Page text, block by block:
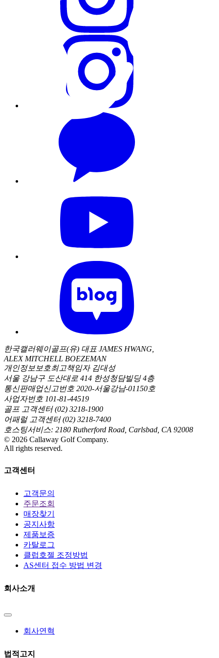
한국캘러웨이골프(유) 대표 JAMES HWANG,
ALEX MITCHELL BOEZEMAN
개인정보보호최고책임자 김대성
서울 강남구 도산대로 414 한성청담빌딩 4층
통신판매업신고번호 2020-서울강남-01150호
사업자번호 101-81-44519
골프 고객센터 (02) 3218-1900
어패럴 고객센터 (02) 3218-7400
호스팅서비스: 2180 Rutherford Road, Carlsbad, CA 92008
© 2026 Callaway Golf Company.
All rights reserved.
고객센터
고객문의
주문조회
매장찾기
공지사항
제품보증
카탈로그
클럽호젤 조정방법
AS센터 접수 방법 변경
회사소개
회사연혁
법적고지